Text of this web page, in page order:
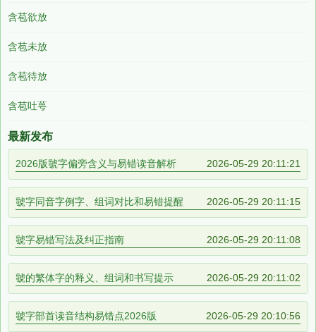
含苞欲放
含苞未放
含苞待放
含苞吐萼
最新发布
2026版虢字偏旁含义与易错读音解析 2026-05-29 20:11:21
虢字同音字例字、组词对比和易错提醒 2026-05-29 20:11:15
虢字易错写法及纠正指南 2026-05-29 20:11:08
虢的繁体字的释义、组词和书写提示 2026-05-29 20:11:02
虢字部首读音结构易错点2026版 2026-05-29 20:10:56